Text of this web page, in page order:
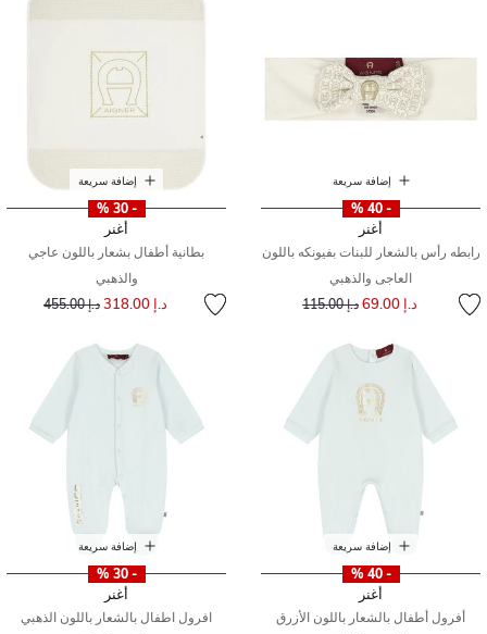
إضافة سريعة
- 40 %
أغنر
رابطه رأس بالشعار للبنات بفيونكه باللون
العاجى والذهبي
د.إ 69.00 سعر مخفض مند.إ 115.00
إضافة سريعة
- 30 %
أغنر
بطانية أطفال بشعار باللون عاجي
والذهبي
د.إ 318.00 سعر مخفض من
د.إ 455.00 إلى
إضافة سريعة
- 40 %
أغنر
أفرول أطفال بالشعار باللون الأزرق
إضافة سريعة
- 30 %
أغنر
افرول اطفال بالشعار باللون الذهبي